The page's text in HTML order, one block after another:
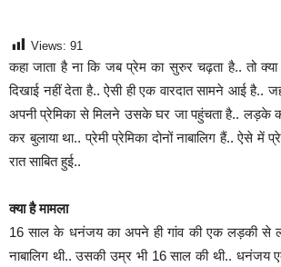
Views: 91
कहा जाता है ना कि जब प्रेम का सुरुर चढ़ता है.. तो
दिखाई नहीं देता है.. ऐसी ही एक वारदात सामने आई है..
अपनी प्रेमिका से मिलने उसके घर जा पहुंचता है.. लड़के
कर बुलाया था.. प्रेमी प्रेमिका दोनों नाबालिग हैं.. ऐसे में
रात साबित हुई..
क्या है मामला
16 साल के धनंजय का अपने ही गांव की एक लड़की से
नाबालिग थी.. उसकी उम्र भी 16 साल की थी.. धनंजय